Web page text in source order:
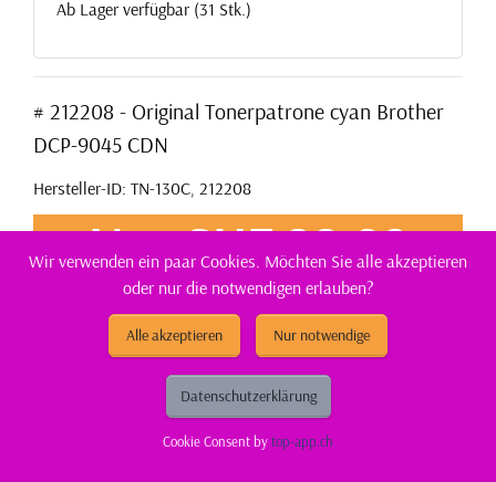
Ab Lager verfügbar (31 Stk.)
# 212208 - Original Tonerpatrone cyan Brother
DCP-9045 CDN
Hersteller-ID: TN-130C, 212208
Nur CHF 88,60
Reicht für: 1500 Seiten.
GruenePunkt
Wir verwenden ein paar Cookies. Möchten Sie alle akzeptieren
oder nur die notwendigen erlauben?
Alle akzeptieren Nur notwendige
Datenschutzerklärung
Cookie Consent bytop-app.ch